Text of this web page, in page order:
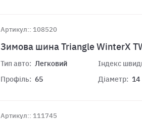
Артикул:: 108520
Зимова шина Triangle WinterX
Тип авто: Легковий
Профіль: 65
Індекс
Діаметр: 14
Артикул:: 111745